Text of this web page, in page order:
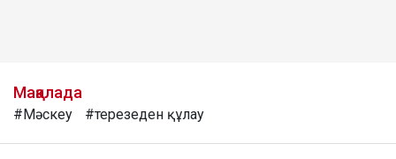
Мақалада
#Мәскеу #терезеден құлау